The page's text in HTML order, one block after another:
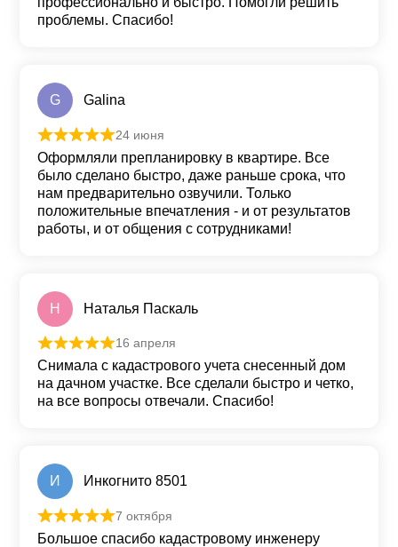
проблемы. Спасибо!
G Galina
Оценка 5 из 5
24 июня
Оформляли препланировку в квартире. Все
было сделано быстро, даже раньше срока, что
нам предварительно озвучили. Только
положительные впечатления - и от результатов
работы, и от общения с сотрудниками!
Н Наталья Паскаль
Оценка из 5
16 апреля
Снимала с кадастрового учета снесенный дом
на дачном участке. Все сделали быстро и четко,
на все вопросы отвечали. Спасибо!
И Инкогнито 8501
Оценка 5из 5
7 октября
Большое спасибо кадастровому инженеру